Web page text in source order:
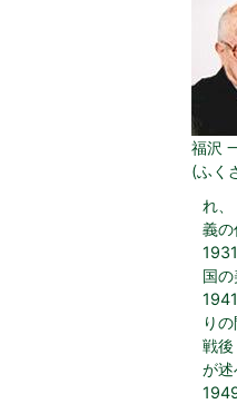
福沢
(ふく
れ
義の
国
り
戦
が述